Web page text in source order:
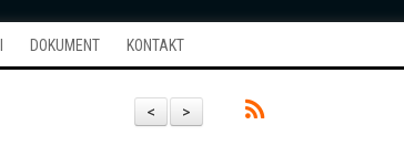
DOKUMENT KONTAKT
>
<